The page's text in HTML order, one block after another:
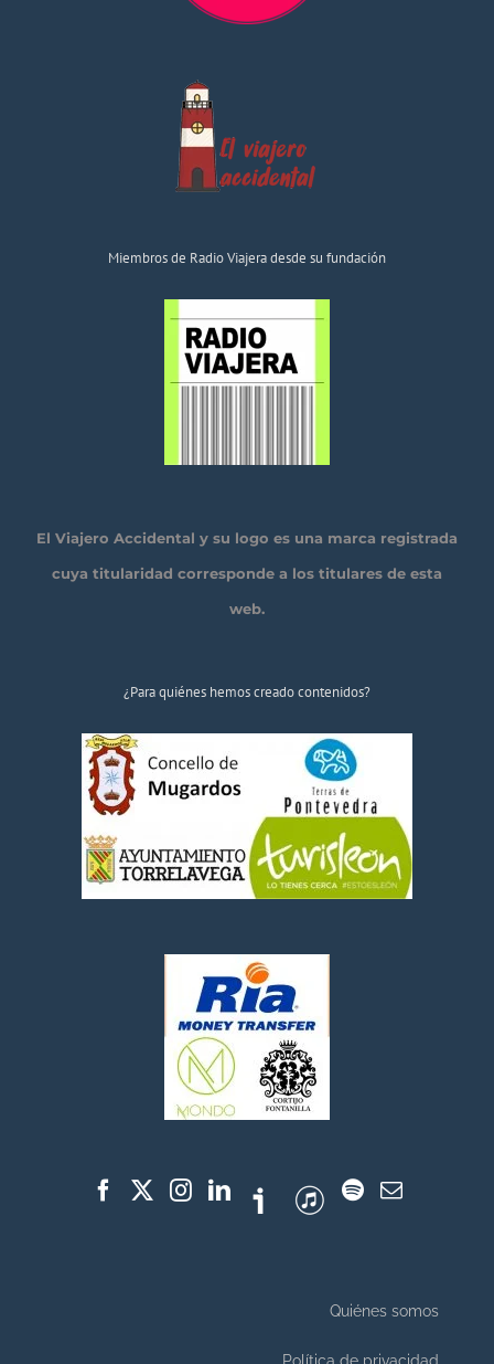
Miembros de Radio Viajera desde su fundación
El Viajero Accidental y su logo es una marca registrada
cuya titularidad corresponde a los titulares de esta
web.
¿Para quiénes hemos creado contenidos?
Quiénes somos
Política de privacidad